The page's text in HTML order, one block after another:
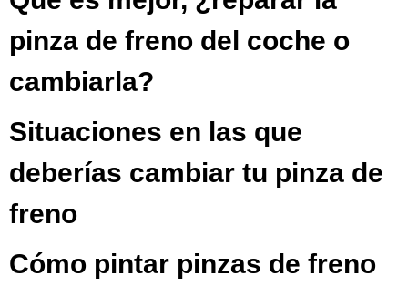
pinza de freno del coche o
cambiarla?
Situaciones en las que
deberías cambiar tu pinza de
freno
Cómo pintar pinzas de freno